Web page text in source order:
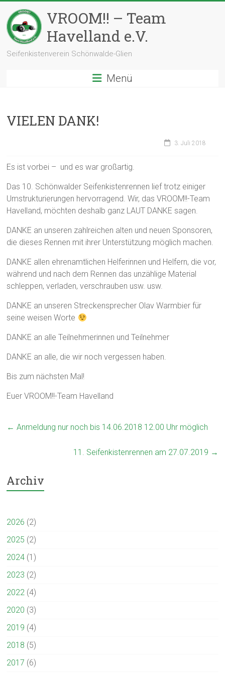
Inhalt
springen
VROOM!! – Team
Havelland e.V.
Seifenkistenverein Schönwalde-Glien
Menü
VIELEN DANK!
3. Juli 2018
Es ist vorbei – und es war großartig.
Das 10. Schönwalder Seifenkistenrennen lief trotz einiger
Umstrukturierungen hervorragend. Wir, das VROOM!!-Team
Havelland, möchten deshalb ganz LAUT DANKE sagen.
DANKE an unseren zahlreichen alten und neuen Sponsoren,
die dieses Rennen mit ihrer Unterstützung möglich machen.
DANKE allen ehrenamtlichen Helferinnen und Helfern, die vor,
während und nach dem Rennen das unzählige Material
schleppen, verladen, verschrauben usw. usw.
DANKE an unseren Streckensprecher Olav Warmbier für
seine weisen Worte
DANKE an alle Teilnehmerinnen und Teilnehmer
DANKE an alle, die wir noch vergessen haben.
Bis zum nächsten Mal!
Euer VROOM!!-Team Havelland
← Anmeldung nur noch bis 14.06.2018 12.00 Uhr möglich
11. Seifenkistenrennen am 27.07.2019 →
Archiv
2026 (2)
2025 (2)
2024 (1)
2023 (2)
2022 (4)
2020 (3)
2019 (4)
2018 (5)
2017 (6)